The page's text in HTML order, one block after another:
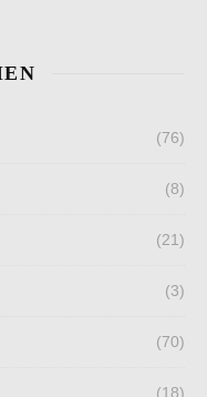
(76)
(8)
(21)
(3)
(70)
(18)